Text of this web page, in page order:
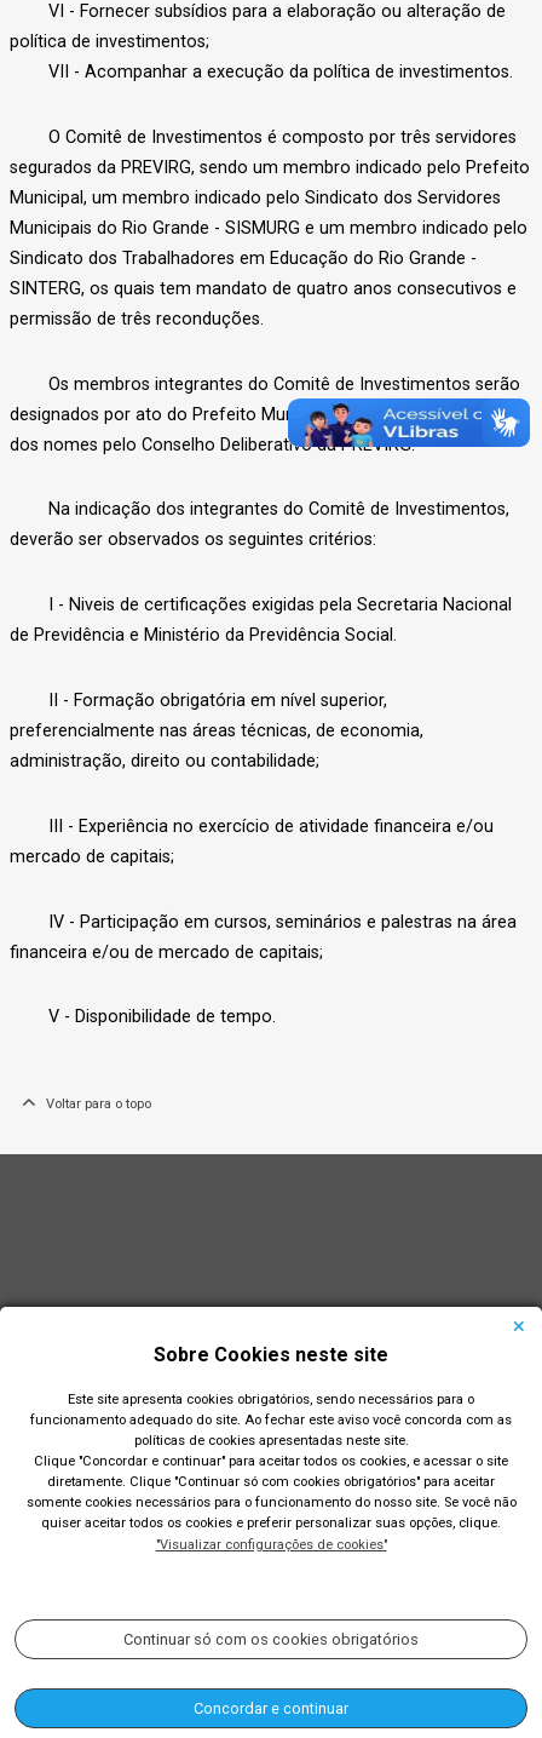
VI - Fornecer subsídios para a elaboração ou alteração de
política de investimentos;
VII - Acompanhar a execução da política de investimentos.
O Comitê de Investimentos é composto por três servidores
segurados da PREVIRG, sendo um membro indicado pelo Prefeito
Municipal, um membro indicado pelo Sindicato dos Servidores
Municipais do Rio Grande - SISMURG e um membro indicado pelo
Sindicato dos Trabalhadores em Educação do Rio Grande -
SINTERG, os quais tem mandato de quatro anos consecutivos e
permissão de três reconduções.
Os membros integrantes do Comitê de Investimentos serão
designados por ato do Prefeito Municipal, após a homologação
dos nomes pelo Conselho Deliberativo da PREVIRG.
Na indicação dos integrantes do Comitê de Investimentos,
deverão ser observados os seguintes critérios:
I - Niveis de certificações exigidas pela Secretaria Nacional
de Previdência e Ministério da Previdência Social.
II - Formação obrigatória em nível superior,
preferencialmente nas áreas técnicas, de economia,
administração, direito ou contabilidade;
III - Experiência no exercício de atividade financeira e/ou
mercado de capitais;
IV - Participação em cursos, seminários e palestras na área
financeira e/ou de mercado de capitais;
V - Disponibilidade de tempo.
Voltar para o topo
Sobre Cookies neste site
Este site apresenta cookies obrigatórios, sendo necessários para o
funcionamento adequado do site. Ao fechar este aviso você concorda com as
políticas de cookies apresentadas neste site.
Clique "Concordar e continuar" para aceitar todos os cookies, e acessar o site
diretamente. Clique "Continuar só com cookies obrigatórios" para aceitar
somente cookies necessários para o funcionamento do nosso site. Se você não
quiser aceitar todos os cookies e preferir personalizar suas opções, clique.
"Visualizar configurações de cookies"
Continuar só com os cookies obrigatórios
Concordar e continuar
Prefeitura Municipal de Rio Grande
Largo Engenheiro João Fernandes Moreira - Centro - Rio
(53) 3233-8400